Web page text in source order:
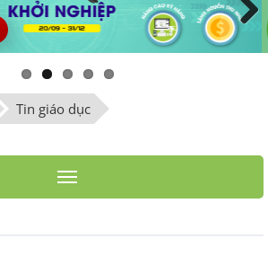
Next
Tin giáo dục
Toggle navigation